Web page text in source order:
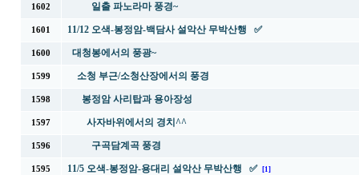
1602 일출 파노라마 풍경~
1601 11/12 오색-봉정암-백담사 설악산 무박산행 ✅
1600 대청봉에서의 풍광~
1599 소청 부근/소청산장에서의 풍경
1598 봉정암 사리탑과 용아장성
1597 사자바위에서의 경치^^
1596 구곡담계곡 풍경
1595 11/5 오색-봉정암-용대리 설악산 무박산행 ✅ [1]